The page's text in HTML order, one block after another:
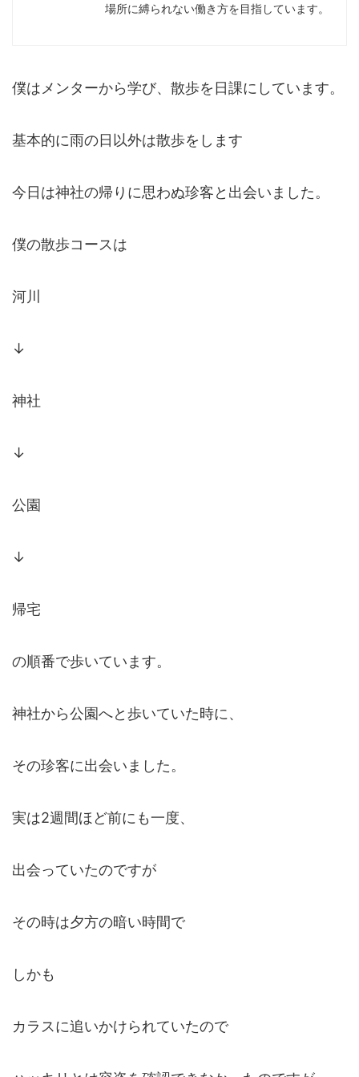
場所に縛られない働き方を目指しています。
僕はメンターから学び、散歩を日課にしています。
基本的に雨の日以外は散歩をします
今日は神社の帰りに思わぬ珍客と出会いました。
僕の散歩コースは
河川
↓
神社
↓
公園
↓
帰宅
の順番で歩いています。
神社から公園へと歩いていた時に、
その珍客に出会いました。
実は2週間ほど前にも一度、
出会っていたのですが
その時は夕方の暗い時間で
しかも
カラスに追いかけられていたので